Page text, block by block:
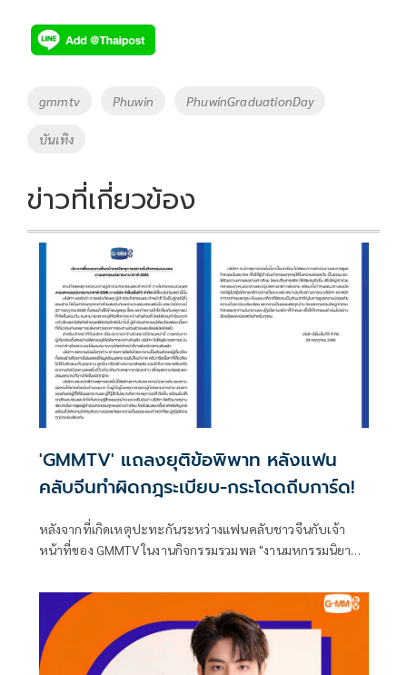
e
b
o
o
k
tt
er
p
y
Li
Tags
gmmtv Phuwin PhuwinGraduationDay
บันเทิง
ข่าวที่เกี่ยวข้อง
'GMMTV' แถลงยุติข้อพิพาท หลังแฟน
คลับจีนทำผิดกฎระเบียบ-กระโดดถีบการ์ด!
หลังจากที่เกิดเหตุปะทะกันระหว่างแฟนคลับชาวจีนกับเจ้า
หน้าที่ของ GMMTV ในงานกิจกรรมรวมพล "งานมหกรรมนิยาย
ระเบียบของงาน โดยแฟนคลับชาวไทยหลายคนมีการโพสต์ถึง
เหตุการร์ดังกล่าวเต็มโซเชียล